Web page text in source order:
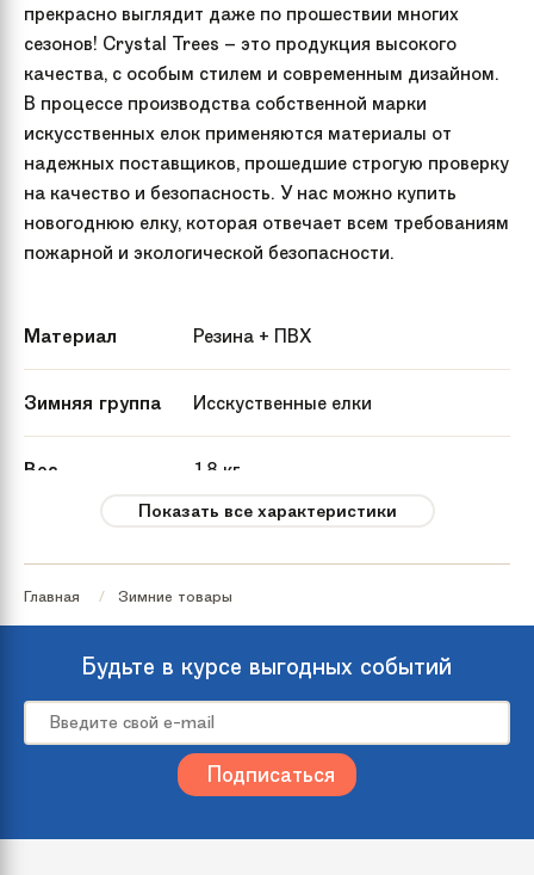
прекрасно выглядит даже по прошествии многих
сезонов! Crystal Trees – это продукция высокого
качества, с особым стилем и современным дизайном.
В процессе производства собственной марки
искусственных елок применяются материалы от
надежных поставщиков, прошедшие строгую проверку
на качество и безопасность. У нас можно купить
новогоднюю елку, которая отвечает всем требованиям
пожарной и экологической безопасности.
Материал Резина + ПВХ
Зимняя группа Исскуственные елки
Вес 18 кг
производителя
Страна
происхождения
Россия
Размер 240
Зеленый
Показать все характеристики
Главная Зимние товары
Будьте в курсе выгодных событий